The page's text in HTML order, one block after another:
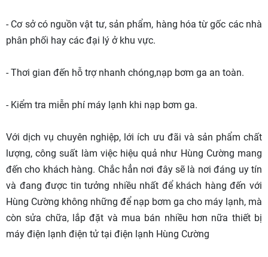
- Cơ sở có nguồn vật tư, sản phẩm, hàng hóa từ gốc các nhà
phân phối hay các đại lý ở khu vực.
- Thơi gian đến hỗ trợ nhanh chóng,nạp bơm ga an toàn.
- Kiểm tra miễn phí máy lạnh khi nạp bơm ga.
Với dịch vụ chuyên nghiệp, lới ích ưu đãi và sản phẩm chất
lượng, công suất làm việc hiệu quả như Hùng Cường mang
đến cho khách hàng. Chắc hẳn nơi đây sẽ là nơi đáng uy tín
và đang được tin tưởng nhiều nhất để khách hàng đến với
Hùng Cường không những để nạp bơm ga cho máy lạnh, mà
còn sửa chữa, lắp đặt và mua bán nhiều hơn nữa thiết bị
máy điện lạnh điện tử tại điện lạnh Hùng Cường